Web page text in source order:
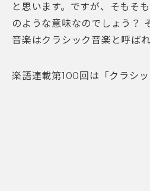
と思います。ですが、そもそ
のような意味なのでしょう？
音楽はクラシック音楽と呼ば
楽語連載第100回は「クラシッ